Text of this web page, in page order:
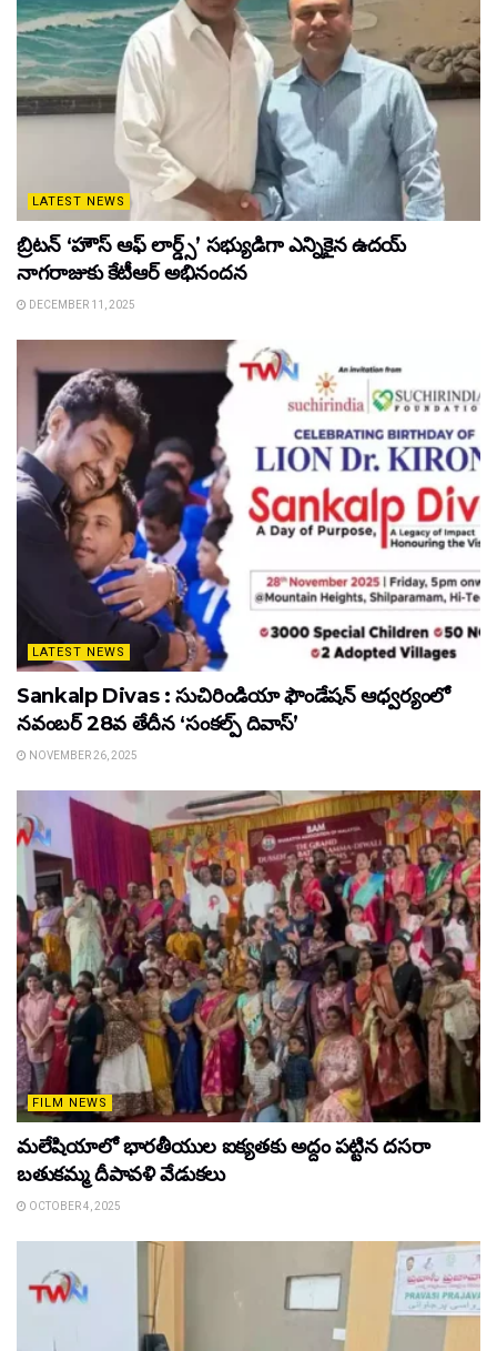
LATEST NEWS
బ్రిటన్ ‘హౌస్ ఆఫ్ లార్డ్స్’ సభ్యుడిగా ఎన్నికైన ఉదయ్
నాగరాజుకు కేటీఆర్ అభినందన
DECEMBER 11, 2025
LATEST NEWS
Sankalp Divas : సుచిరిండియా ఫౌండేషన్ ఆధ్వర్యంలో
నవంబర్ 28వ తేదీన ‘సంకల్ప్ దివాస్’
NOVEMBER 26, 2025
FILM NEWS
మలేషియాలో భారతీయుల ఐక్యతకు అద్దం పట్టిన దసరా
బతుకమ్మ దీపావళి వేడుకలు
OCTOBER 4, 2025